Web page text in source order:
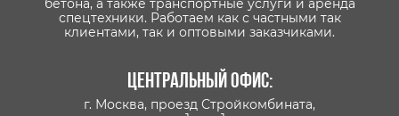
бетона, а также транспортные услуги и аренда
спецтехники. Работаем как с частными так
клиентами, так и оптовыми заказчиками.
Центральный офис:
г. Москва, проезд Стройкомбината,